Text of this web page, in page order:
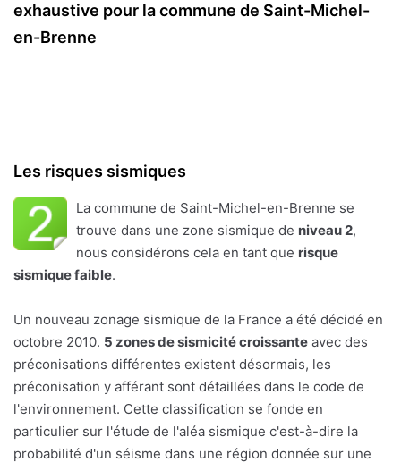
exhaustive pour la commune de Saint-Michel-
en-Brenne
Les risques sismiques
La commune de Saint-Michel-en-Brenne se
trouve dans une zone sismique de niveau 2,
nous considérons cela en tant que risque
sismique faible.
Un nouveau zonage sismique de la France a été décidé en
octobre 2010. 5 zones de sismicité croissante avec des
préconisations différentes existent désormais, les
préconisation y afférant sont détaillées dans le code de
l'environnement. Cette classification se fonde en
particulier sur l'étude de l'aléa sismique c'est-à-dire la
probabilité d'un séisme dans une région donnée sur une